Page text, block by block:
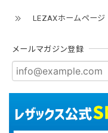
LEZAXホームページ
メールマガジン登録